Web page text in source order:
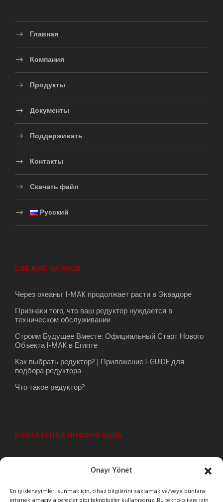
Onayı Yönet
En iyi deneyimleri sunmak için, cihaz bilgilerini saklamak ve/veya bunlara
Главная
Компания
Продукты
Документы
Поддерживать
Контакты
Скачать файл
Русский
СВЕЖИЕ ЗАПИСИ
Через океаны: I-MAK продолжает расти в Эквадоре
Признаки того, что ваш редуктор нуждается в
техническом обслуживании
Строим Будущее Вместе: Официальный Старт Нового
Объекта I-MAK в Египте
Как выбрать редуктор? | Приложение I-GUIDE для
подбора редуктора
Что такое редуктор?
КОНТАКТНАЯ ИНФОРМАЦИЯ
+90 216 378 03 26